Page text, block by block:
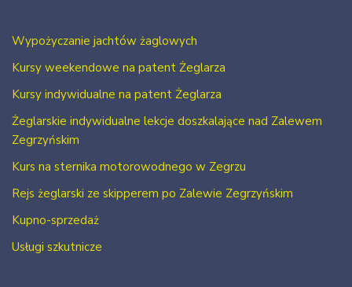
Wypożyczanie jachtów żaglowych
Kursy weekendowe na patent Żeglarza
Kursy indywidualne na patent Żeglarza
Żeglarskie indywidualne lekcje doszkalające nad Zalewem
Zegrzyńskim
Kurs na sternika motorowodnego w Zegrzu
Rejs żeglarski ze skipperem po Zalewie Zegrzyńskim
Kupno-sprzedaż
Usługi szkutnicze